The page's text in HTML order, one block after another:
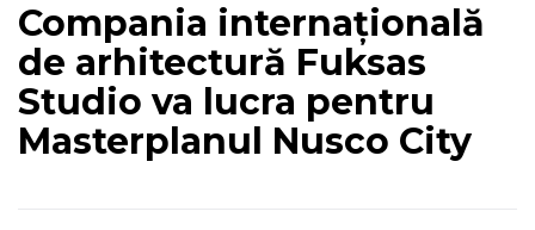
Compania internațională
de arhitectură Fuksas
Studio va lucra pentru
Masterplanul Nusco City